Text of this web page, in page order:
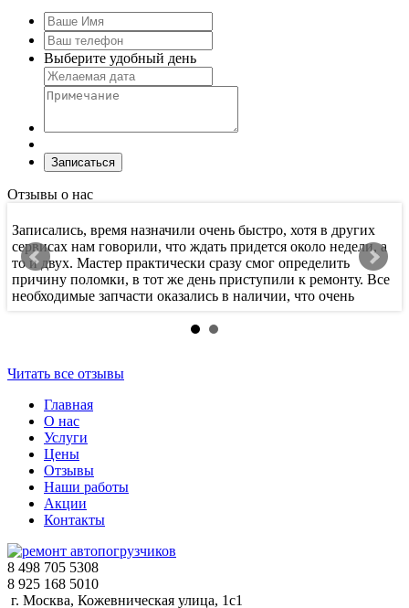
Выберите удобный день
Отзывы о нас
Записались, время назначили очень быстро, хотя в других
сервисах нам говорили, что ждать придется около недели, а
то и двух. Мастер практически сразу смог определить
причину поломки, в тот же день приступили к ремонту. Все
необходимые запчасти оказались в наличии, что очень
Читать все отзывы
Главная
О нас
Услуги
Цены
Отзывы
Наши работы
Акции
Контакты
8 498 705 5308
8 925 168 5010
г. Москва, Кожевническая улица, 1с1